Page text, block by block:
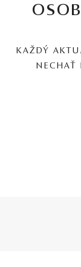
KAŽDÝ
NECHAŤ